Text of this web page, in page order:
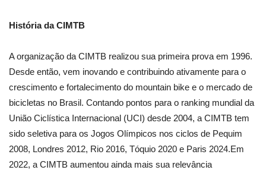
História da CIMTB
A organização da CIMTB realizou sua primeira prova em 1996.
Desde então, vem inovando e contribuindo ativamente para o
crescimento e fortalecimento do mountain bike e o mercado de
bicicletas no Brasil. Contando pontos para o ranking mundial da
União Ciclística Internacional (UCI) desde 2004, a CIMTB tem
sido seletiva para os Jogos Olímpicos nos ciclos de Pequim
2008, Londres 2012, Rio 2016, Tóquio 2020 e Paris 2024.Em
2022, a CIMTB aumentou ainda mais sua relevância